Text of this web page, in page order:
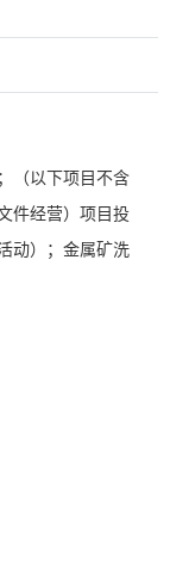
（以下项目不含
件经营）项目投
动）；金属矿洗